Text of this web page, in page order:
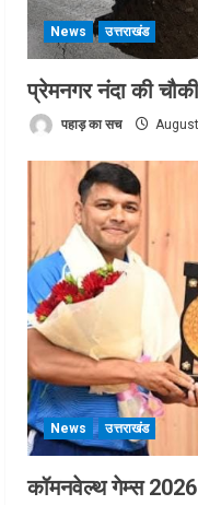
News उत्तराखंड
प्रेमनगर नंदा की
पहाड़ का सच
News उत्तराखंड
कॉमनवेल्थ गेम्स